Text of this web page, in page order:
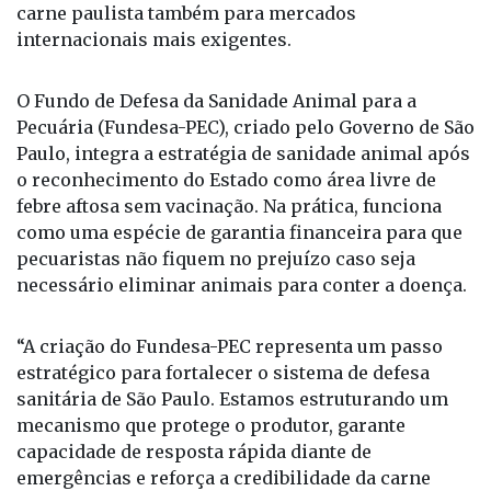
carne paulista também para mercados
internacionais mais exigentes.
O Fundo de Defesa da Sanidade Animal para a
Pecuária (Fundesa-PEC), criado pelo Governo de São
Paulo, integra a estratégia de sanidade animal após
o reconhecimento do Estado como área livre de
febre aftosa sem vacinação. Na prática, funciona
como uma espécie de garantia financeira para que
pecuaristas não fiquem no prejuízo caso seja
necessário eliminar animais para conter a doença.
“A criação do Fundesa-PEC representa um passo
estratégico para fortalecer o sistema de defesa
sanitária de São Paulo. Estamos estruturando um
mecanismo que protege o produtor, garante
capacidade de resposta rápida diante de
emergências e reforça a credibilidade da carne